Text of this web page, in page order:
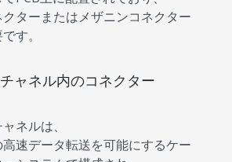
ターまたはメザニンコネクター
す。
ャネル内のコネクター
ネルは、
速データ転送を可能にするケー